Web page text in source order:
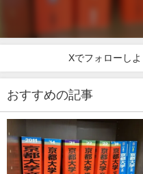
Xでフォローしよ
おすすめの記事